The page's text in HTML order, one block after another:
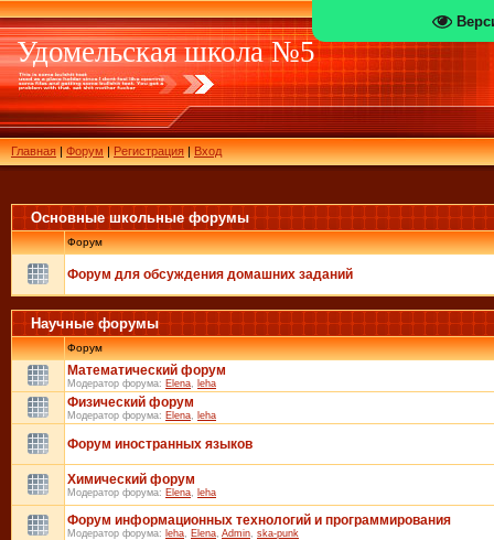
Удомельская школа №5
Главная|Форум|Регистрация|Вход
Основные школьные форумы
Форум
Форум для обсуждения домашних заданий
Научные форумы
Форум
Математический форум
Модератор форума: Elena, leha
Физический форум
Модератор форума: Elena, leha
Форум иностранных языков
Химический форум
Модератор форума: Elena, leha
Форум информационных технологий и программирования
Модератор форума: leha, Elena, Admin, ska-punk